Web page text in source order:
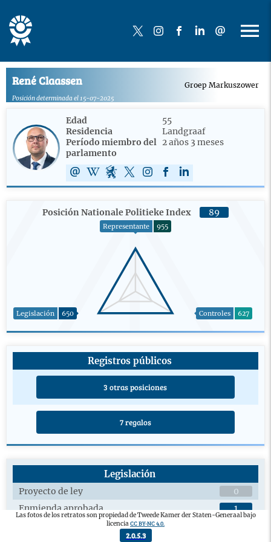
René Claassen
Posición determinada el 15-07-2025
Groep Markuszower
Edad
55
Residencia
Landgraaf
Período miembro del
parlamento
2 años 3 meses
Posición Nationale Politieke Index 89
Legislación 650
Representante 955
Controles 627
Registros públicos
3 otras posiciones
7 regalos
Legislación
Proyecto de ley
0
Enmienda aprobada
1
Debates plenarios sobre proyectos de ley
Las fotos de los retratos son propiedad de Tweede Kamer der Staten-Generaal bajo
licenciaCC BY-NC 4.0.
2.0.5.3